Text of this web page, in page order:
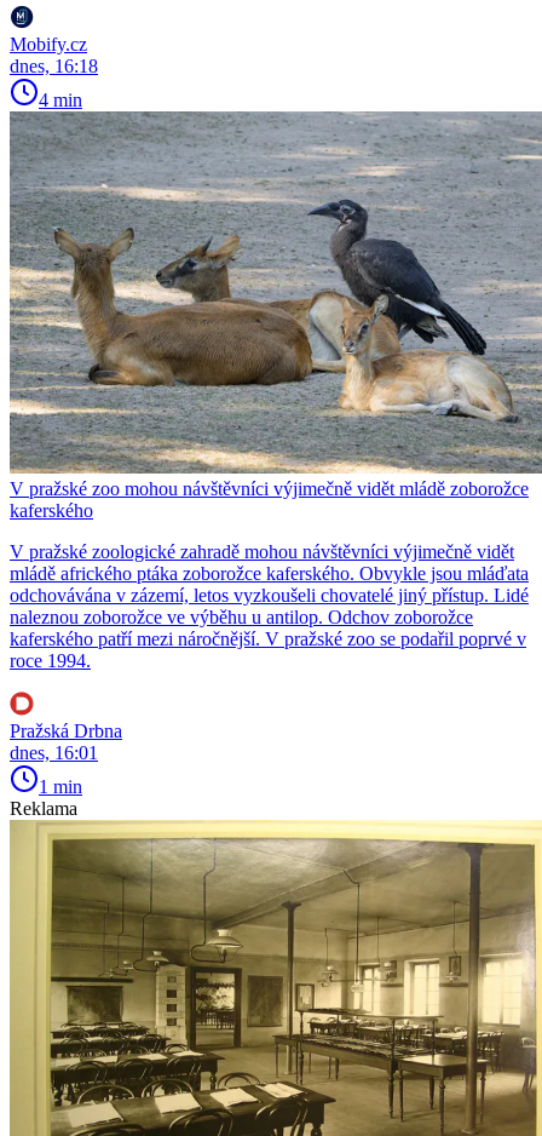
Mobify.cz
dnes, 16:18
4 min
V pražské zoo mohou návštěvníci výjimečně vidět mládě zoborožce
kaferského
V pražské zoologické zahradě mohou návštěvníci výjimečně vidět
mládě afrického ptáka zoborožce kaferského. Obvykle jsou mláďata
odchovávána v zázemí, letos vyzkoušeli chovatelé jiný přístup. Lidé
naleznou zoborožce ve výběhu u antilop. Odchov zoborožce
kaferského patří mezi náročnější. V pražské zoo se podařil poprvé v
roce 1994.
Pražská Drbna
dnes, 16:01
1 min
Reklama